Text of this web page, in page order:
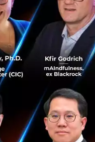
ลาง ที่เรียกว่า
ซึ่งธุรกิจลักษณะนี้
องบริษัทด้วย
COO
Startups